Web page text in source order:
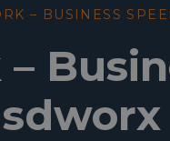
– BUSINESS